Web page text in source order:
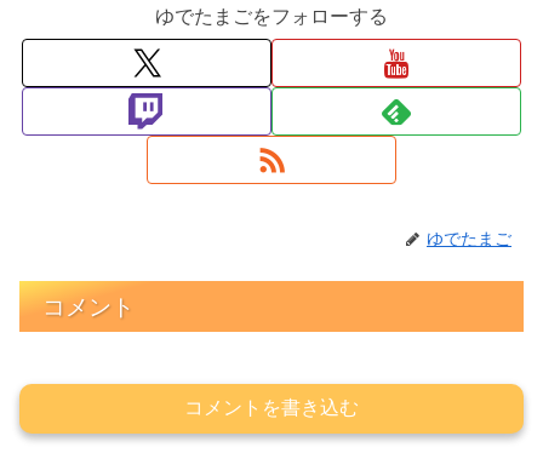
ゆでたまごをフォローする
ゆでたまご
コメント
コメントを書き込む